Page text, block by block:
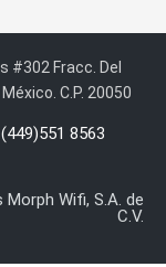
#302 Fracc. Del
C.P. 20050
(449)551 8563
Wifi, S.A. de
C.V.